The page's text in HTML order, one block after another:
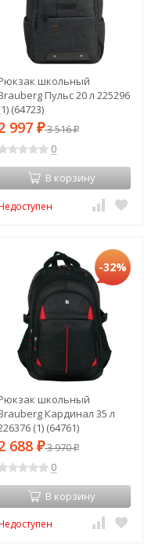
школьный
Пульс 20 л 225296
(64723)
997 ₽3 516₽
0
В корзину
-32%
школьный
Кардинал 35 л
(1) (64761)
688 ₽3 970₽
0
В корзину